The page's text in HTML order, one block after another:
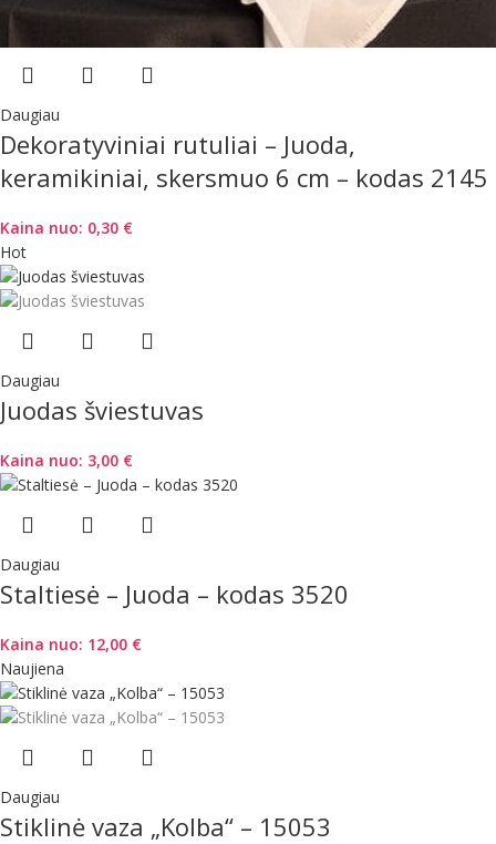
Daugiau
Dekoratyviniai rutuliai – Juoda,
keramikiniai, skersmuo 6 cm – kodas 2145
Kaina nuo: 0,30 €
Hot
Daugiau
Juodas šviestuvas
Kaina nuo: 3,00 €
Daugiau
Staltiesė – Juoda – kodas 3520
Kaina nuo: 12,00 €
Naujiena
Daugiau
Stiklinė vaza „Kolba“ – 15053